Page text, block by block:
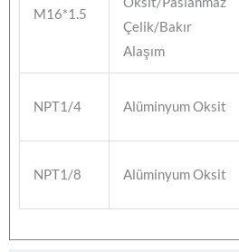
M16*1.5
Çelik/Bakır
Alaşım
NPT1/4 Alüminyum Oksit
NPT1/8 Alüminyum Oksit